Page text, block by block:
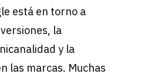
está en torno a
la
y la
las marcas. Muchas